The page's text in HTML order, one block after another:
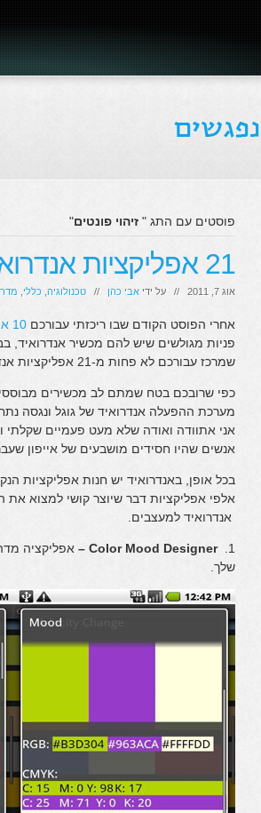
פוסטים עם התג " זיהוי פונטים"
21 אפליקציות אנדרואיד למעצבים – שחובה להכיר
אוג 7, 2011 // על ידי אבי כהן // טכנולוגיה כללי
אחרי הפוסט הקודם שבו ריכזתי עבורכם 10 אפליקציות שימושיות למעצבי אתרים שחובה להכיר
פניות מגולשים שיש להם מכשיר אנדרואיד,
שמרכז עבורכם לא פחות מ-21 אפליקציות אנדרואיד שמתאימות למעצבים.
כפי שרובכם בטח שמתם לב מכשירים מבוססי
מערכת ההפעלה אנדרואיד של גוגל ונגסה
אני אתוודה ואודה שלא מעט פעמיים שקלתי
אנשים שהיו חסידים מושבעים של אייפון
אנדרואיד למעצבים.
1.
Color Mood Designer –
אפליקציה
שלך.